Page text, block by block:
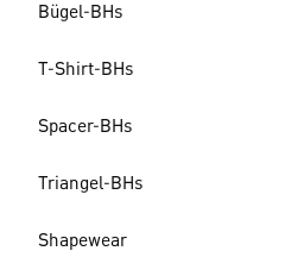
Bügel-BHs
T-Shirt-BHs
Spacer-BHs
Triangel-BHs
Shapewear